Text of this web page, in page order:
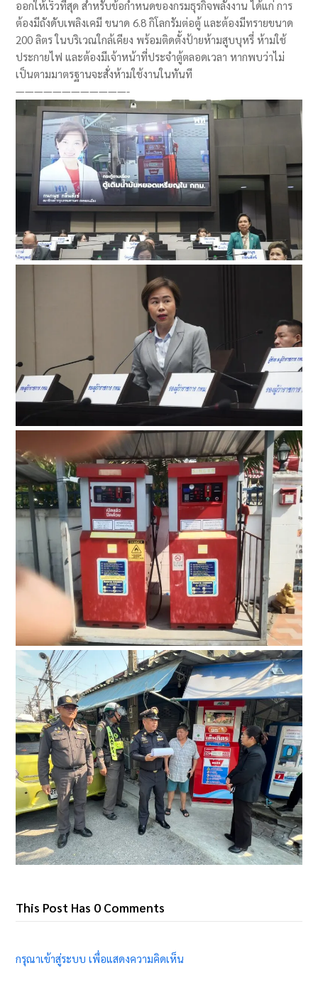
ออกให้เร็วที่สุด สำหรับข้อกำหนดของกรมธุรกิจพลังงาน ได้แก่ การ
ต้องมีถังดับเพลิงเคมี ขนาด 6.8 กิโลกรัมต่อตู้ และต้องมีทรายขนาด
200 ลิตร ในบริเวณใกล้เคียง พร้อมติดตั้งป้ายห้ามสูบบุหรี่ ห้ามใช้
ประกายไฟ และต้องมีเจ้าหน้าที่ประจำตู้ตลอดเวลา หากพบว่าไม่
เป็นตามมาตรฐานจะสั่งห้ามใช้งานในทันที
————————————-
This Post Has 0 Comments
กรุณาเข้าสู่ระบบ เพื่อแสดงความคิดเห็น